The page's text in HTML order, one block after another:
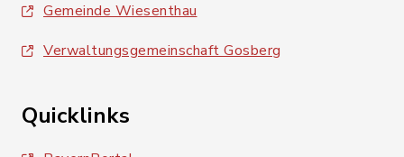
Gemeinde Wiesenthau
Verwaltungsgemeinschaft Gosberg
Quicklinks